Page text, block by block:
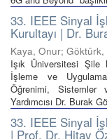
33. IEEE Sinyal
Kurultayı | Dr.
Kaya, Onur; Göktürk,
Işık Üniversitesi Şile
İşleme ve
Öğrenimi, Sistemler
Yardımcısı Dr. Burak
33. IEEE Sinyal
| Prof. Dr. Hitay